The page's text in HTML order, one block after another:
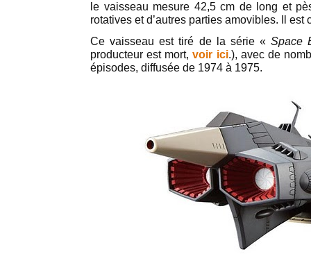
le vaisseau mesure 42,5 cm de long et
rotatives et d’autres parties amovibles. Il
Ce vaisseau est tiré de la série «Space
producteur est mort,voir ici.), avec de
épisodes, diffusée de 1974 à 1975.